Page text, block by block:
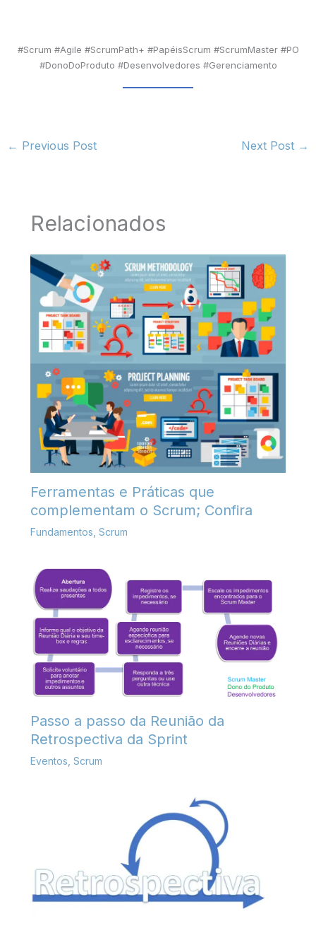
#Scrum #Agile #ScrumPath+ #PapéisScrum #ScrumMaster #PO
#DonoDoProduto #Desenvolvedores #Gerenciamento
← Previous Post Next Post →
Relacionados
Ferramentas e Práticas que
complementam o Scrum; Confira
Fundamentos Scrum
Passo a passo da Reunião da
Retrospectiva da Sprint
Eventos Scrum